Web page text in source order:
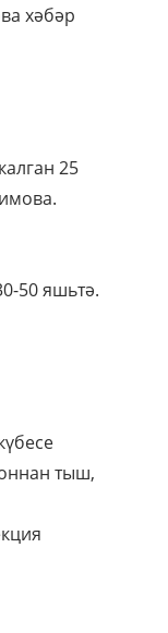
хәбәр
25
50 яшьтә.
тыш,